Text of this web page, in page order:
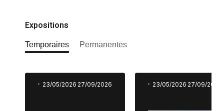
Expositions
Temporaires Permanentes
23/05/2026 27/09/2026 23/05/2026 27/09/2026